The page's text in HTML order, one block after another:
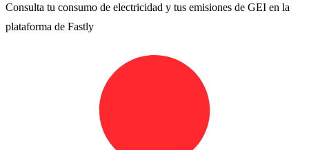
Consulta tu consumo de electricidad y tus emisiones de GEI en la
plataforma de Fastly